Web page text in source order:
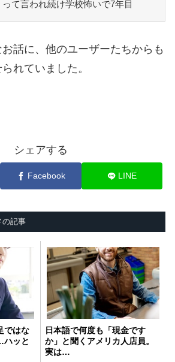
て言われ続け学校怖いで7年目
話に、他のユーザーたちからも
れていました。
シェアする
Facebook LINE
の記事
ではな
ハッと
日本語で何度も「現金です
か」と聞くアメリカ人店員。
実は…